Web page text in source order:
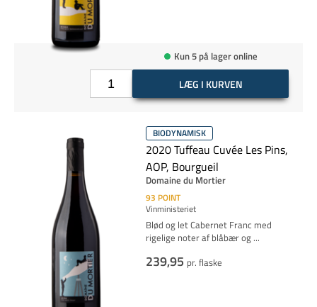
Kun 5 på lager online
LÆG I KURVEN
BIODYNAMISK
2020 Tuffeau Cuvée Les Pins,
AOP, Bourgueil
Domaine du Mortier
93 POINT
Vinministeriet
Blød og let Cabernet Franc med
rigelige noter af blåbær og ...
239,95 pr. flaske